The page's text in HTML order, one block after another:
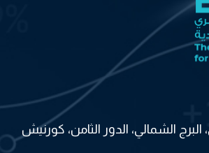
البرج الشمالي، الدور الثامن، كورنيش